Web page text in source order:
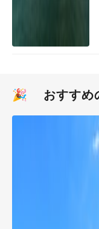
🎉 おすすめ